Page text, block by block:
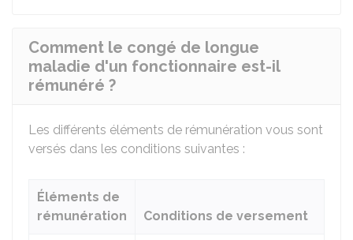
Comment le congé de longue
maladie d'un fonctionnaire est-il
rémunéré ?
Les différents éléments de rémunération vous sont
versés dans les conditions suivantes :
Éléments de
rémunération
Conditions de versement